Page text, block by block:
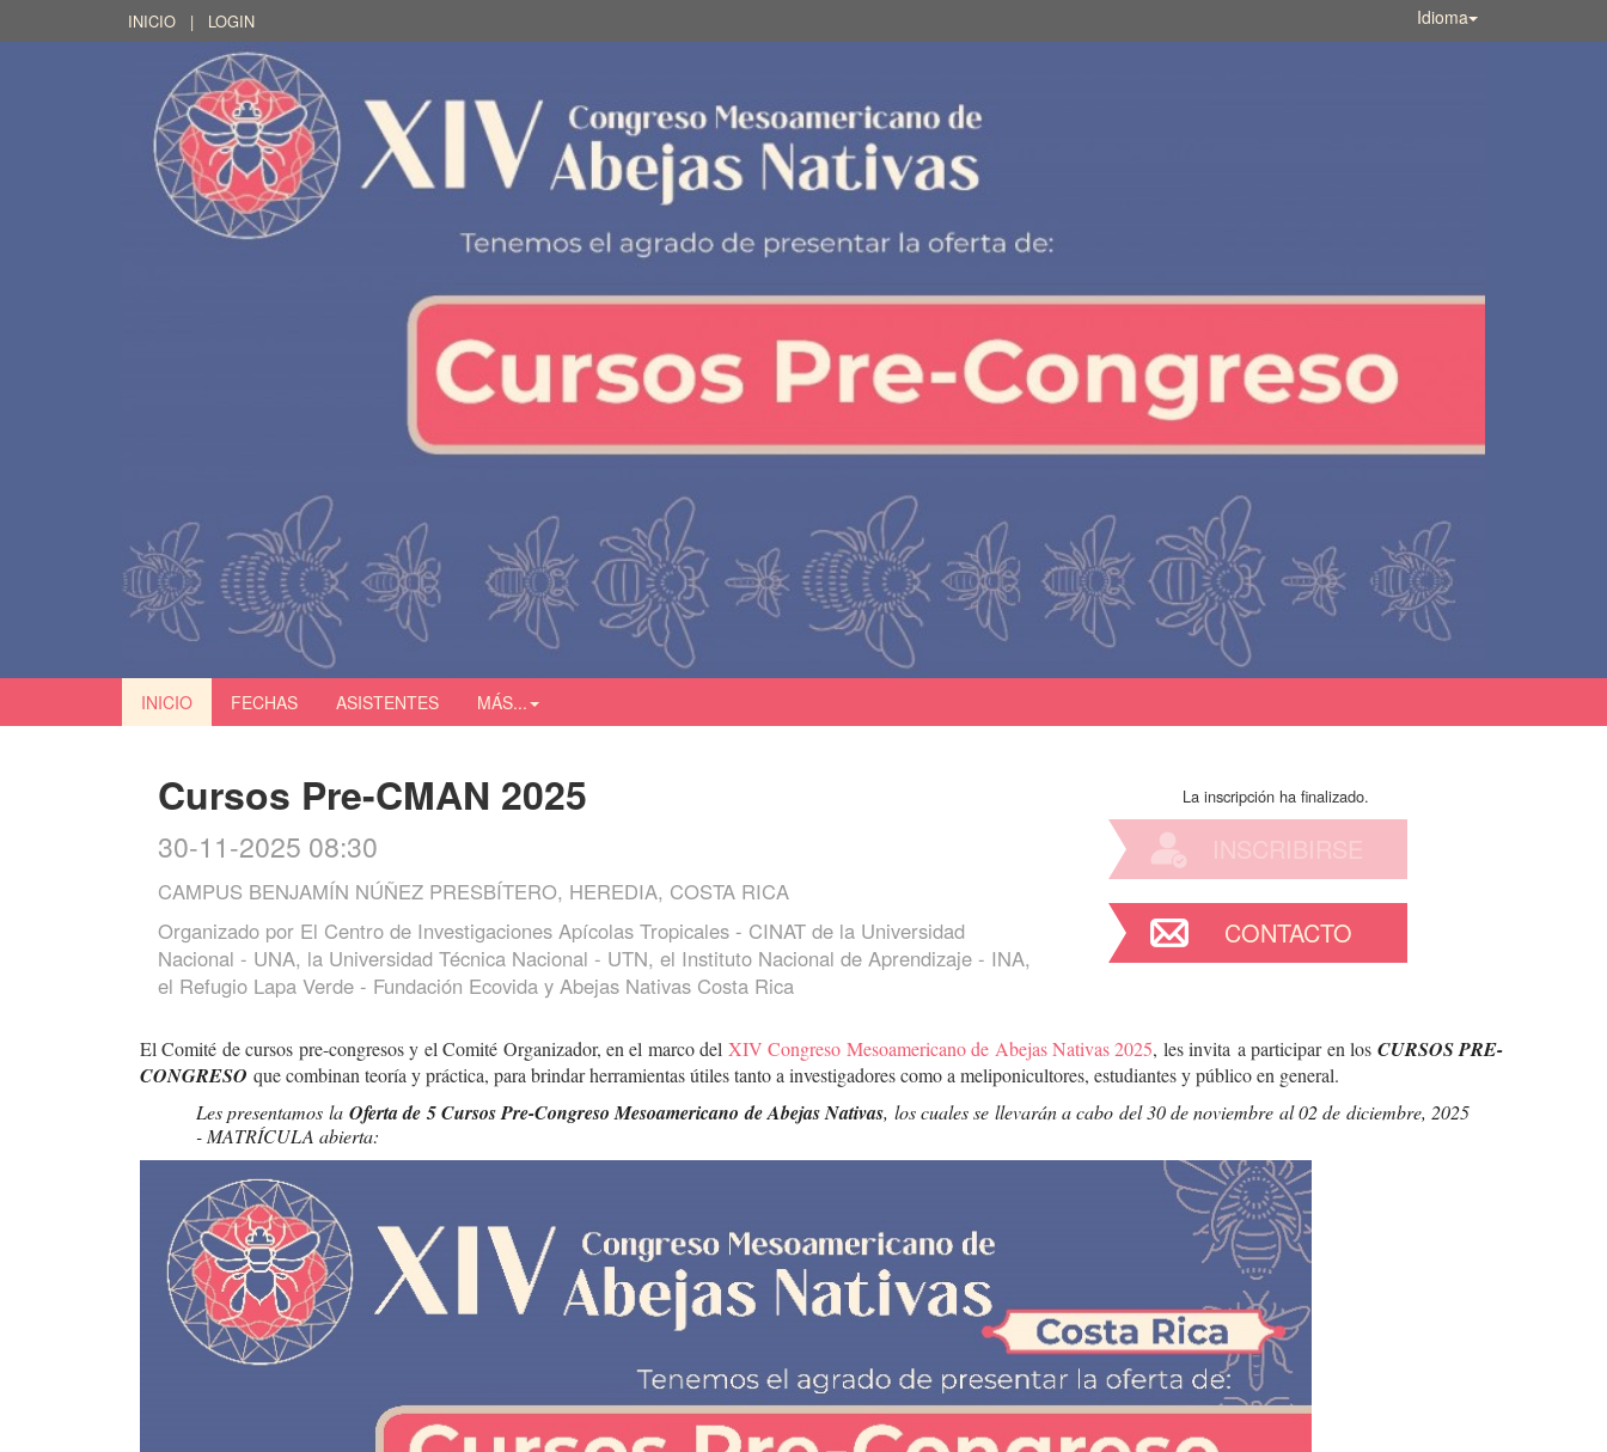
INICIO | LOGIN Idioma
INICIO FECHAS ASISTENTES MÁS...
Cursos Pre-CMAN 2025
30-11-2025 08:30
CAMPUS BENJAMÍN NÚÑEZ PRESBÍTERO, HEREDIA, COSTA RICA
Organizado por El Centro de Investigaciones Apícolas Tropicales - CINAT de la Universidad
Nacional - UNA, la Universidad Técnica Nacional - UTN, el Instituto Nacional de Aprendizaje - INA,
el Refugio Lapa Verde - Fundación Ecovida y Abejas Nativas Costa Rica
La inscripción ha finalizado.
INSCRIBIRSE
CONTACTO
El Comité de cursos pre-congresos y el Comité Organizador, en el marco del XIV Congreso Mesoamericano de Abejas Nativas 2025, les invita a participar en los CURSOS PRE-
CONGRESO que combinan teoría y práctica, para brindar herramientas útiles tanto a investigadores como a meliponicultores, estudiantes y público en general.
Les presentamos la Oferta de 5 Cursos Pre-Congreso Mesoamericano de Abejas Nativas, los cuales se llevarán a cabo del 30 de noviembre al 02 de diciembre, 2025
- MATRÍCULA abierta: